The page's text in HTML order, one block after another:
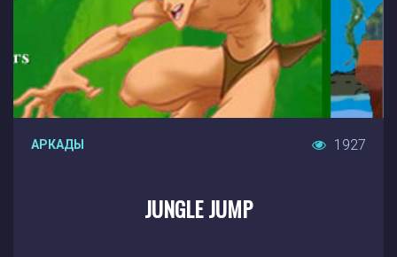
АРКАДЫ 1927
JUNGLE JUMP